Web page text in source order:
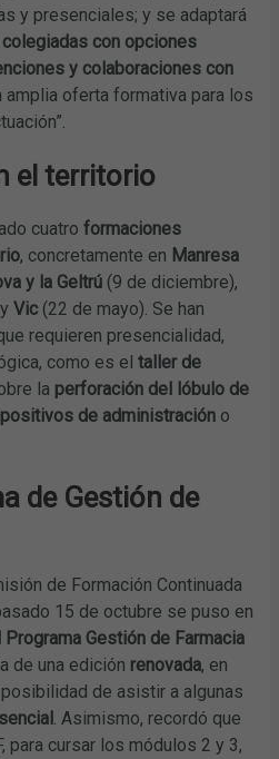
y presenciales; y se adaptará
con opciones
y colaboraciones con
amplia oferta formativa para los
el territorio
cuatroformaciones
, concretamente en Manresa
y la Geltrú (9 de diciembre),
yVic (22 de mayo). Se han
requieren presencialidad,
como es eltaller de
la perforación del lóbulo de
de administración o
de Gestión de
de Formación Continuada
15 de octubre se puso en
Gestión de Farmacia
de una edición renovada, en
de asistir a algunas
. Asimismo, recordó que
para cursar los módulos 2 y 3,